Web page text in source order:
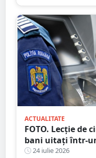
ACTUALITATE
FOTO. Lecție de
bani uitați într-
să stea pe gânduri
24 iulie 2026